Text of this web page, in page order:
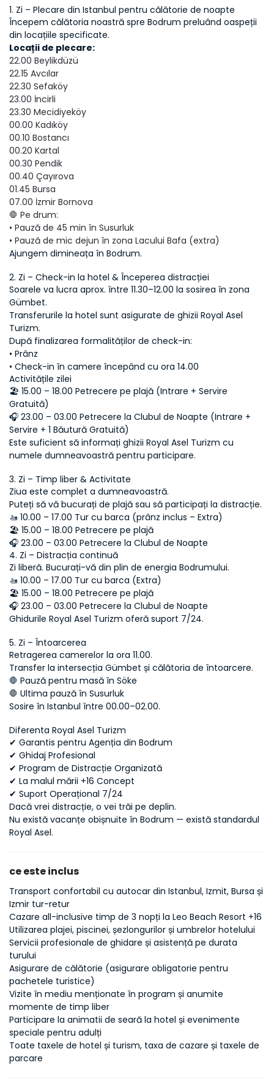
1. Zi – Plecare din Istanbul pentru călătorie de noapte
Începem călătoria noastră spre Bodrum preluând oaspeții
din locațiile specificate.
Locații de plecare:
22.00 Beylikdüzü
22.15 Avcılar
22.30 Sefaköy
23.00 İncirli
23.30 Mecidiyeköy
00.00 Kadıköy
00.10 Bostancı
00.20 Kartal
00.30 Pendik
00.40 Çayırova
01.45 Bursa
07.00 İzmir Bornova
🛑 Pe drum:
• Pauză de 45 min în Susurluk
• Pauză de mic dejun în zona Lacului Bafa (extra)
Ajungem dimineața în Bodrum.
2. Zi – Check-in la hotel & Începerea distracției
Soarele va lucra aprox. între 11.30–12.00 la sosirea în zona
Gümbet.
Transferurile la hotel sunt asigurate de ghizii Royal Asel
Turizm.
După finalizarea formalităților de check-in:
• Prânz
• Check-in în camere începând cu ora 14.00
Activitățile zilei
🏖 15.00 – 18.00 Petrecere pe plajă (Intrare + Servire
Gratuită)
🎧 23.00 – 03.00 Petrecere la Clubul de Noapte (Intrare +
Servire + 1 Băutură Gratuită)
Este suficient să informați ghizii Royal Asel Turizm cu
numele dumneavoastră pentru participare.
3. Zi – Timp liber & Activitate
Ziua este complet a dumneavoastră.
Puteți să vă bucurați de plajă sau să participați la distracție.
🚤 10.00 – 17.00 Tur cu barca (prânz inclus – Extra)
🏖 15.00 – 18.00 Petrecere pe plajă
🎧 23.00 – 03.00 Petrecere la Clubul de Noapte
4. Zi – Distracția continuă
Zi liberă. Bucurați-vă din plin de energia Bodrumului.
🚤 10.00 – 17.00 Tur cu barca (Extra)
🏖 15.00 – 18.00 Petrecere pe plajă
🎧 23.00 – 03.00 Petrecere la Clubul de Noapte
Ghidurile Royal Asel Turizm oferă suport 7/24.
5. Zi – Întoarcerea
Retragerea camerelor la ora 11.00.
Transfer la intersecția Gümbet și călătoria de întoarcere.
🛑 Pauză pentru masă în Söke
🛑 Ultima pauză în Susurluk
Sosire în Istanbul între 00.00–02.00.
Diferenta Royal Asel Turizm
✔ Garantis pentru Agenția din Bodrum
✔ Ghidaj Profesional
✔ Program de Distracție Organizată
✔ La malul mării +16 Concept
✔ Suport Operațional 7/24
Dacă vrei distracție, o vei trăi pe deplin.
Nu există vacanțe obișnuite în Bodrum — există standardul
Royal Asel.
ce este inclus
Transport confortabil cu autocar din Istanbul, Izmit, Bursa și
Izmir tur-retur
Cazare all-inclusive timp de 3 nopți la Leo Beach Resort +16
Utilizarea plajei, piscinei, șezlongurilor și umbrelor hotelului
Servicii profesionale de ghidare și asistență pe durata
turului
Asigurare de călătorie (asigurare obligatorie pentru
pachetele turistice)
Vizite în mediu menționate în program și anumite
momente de timp liber
Participare la animatii de seară la hotel și evenimente
speciale pentru adulți
Toate taxele de hotel și turism, taxa de cazare și taxele de
parcare